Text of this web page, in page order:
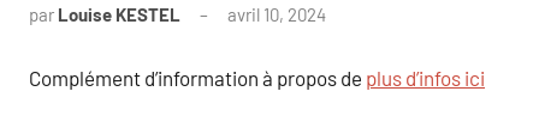
par Louise KESTEL avril 10, 2024
Complément d’information à propos de plus d’infos ici